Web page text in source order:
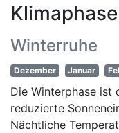
Winterruhe
Dezember Januar
Die Winterphase ist
reduzierte
Nächtliche